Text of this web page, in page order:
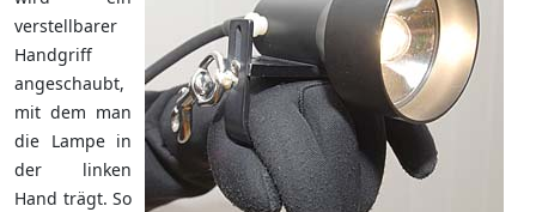
verstellbarer
Handgriff
angeschaubt,
mit dem man
die Lampe in
der linken
Hand trägt. So